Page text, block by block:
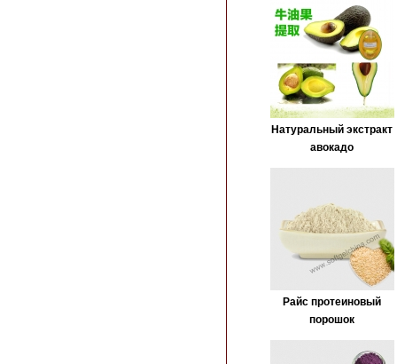
Натуральный экстракт
авокадо
Райс протеиновый
порошок